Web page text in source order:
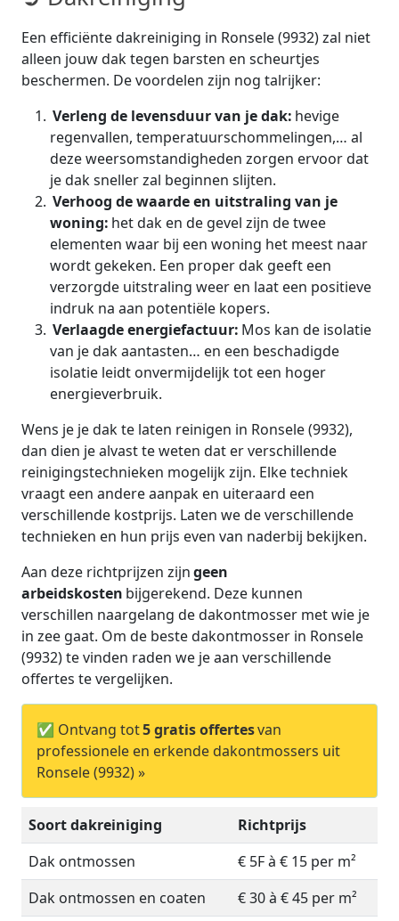
Een efficiënte dakreiniging in Ronsele (9932) zal niet
alleen jouw dak tegen barsten en scheurtjes
beschermen. De voordelen zijn nog talrijker:
Verleng de levensduur van je dak: hevige
regenvallen, temperatuurschommelingen,… al
deze weersomstandigheden zorgen ervoor dat
je dak sneller zal beginnen slijten.
Verhoog de waarde en uitstraling van je
woning: het dak en de gevel zijn de twee
elementen waar bij een woning het meest naar
wordt gekeken. Een proper dak geeft een
verzorgde uitstraling weer en laat een positieve
indruk na aan potentiële kopers.
Verlaagde energiefactuur: Mos kan de isolatie
van je dak aantasten… en een beschadigde
isolatie leidt onvermijdelijk tot een hoger
energieverbruik.
Wens je je dak te laten reinigen in Ronsele (9932),
dan dien je alvast te weten dat er verschillende
reinigingstechnieken mogelijk zijn. Elke techniek
vraagt een andere aanpak en uiteraard een
verschillende kostprijs. Laten we de verschillende
technieken en hun prijs even van naderbij bekijken.
Aan deze richtprijzen zijngeen
arbeidskosten bijgerekend. Deze kunnen
verschillen naargelang de dakontmosser met wie je
in zee gaat. Om de beste dakontmosser in Ronsele
(9932) te vinden raden we je aan verschillende
offertes te vergelijken.
✅ Ontvang tot5 gratis offertesvan
professionele en erkende dakontmossers uit
Ronsele (9932) »
Soort dakreiniging
Richtprijs
Dak ontmossen
€ 5F à € 15 per m²
Dak ontmossen en coaten
€ 30 à € 45 per m²